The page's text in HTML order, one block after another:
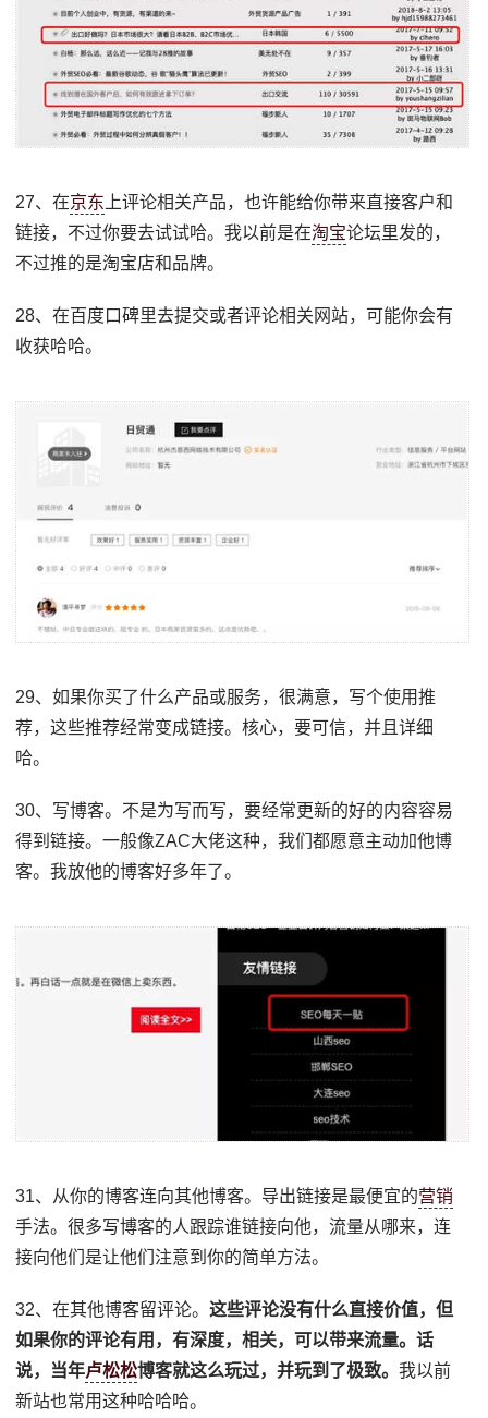
27、在京东 上评论相关产品，也许能给你带来直接客户和
链接，不过你要去试试哈。我以前是在淘宝论坛里发的，
不过推的是淘宝店和品牌。
28、在百度口碑里去提交或者评论相关网站，可能你会有
收获哈哈。
29、如果你买了什么产品或服务，很满意，写个使用推
荐，这些推荐经常变成链接。核心，要可信，并且详细
哈。
30、写博客。不是为写而写，要经常更新的好的内容容易
得到链接。一般像ZAC大佬这种，我们都愿意主动加他博
客。我放他的博客好多年了。
31、从你的博客连向其他博客。导出链接是最便宜的营销
手法。很多写博客的人跟踪谁链接向他，流量从哪来，连
接向他们是让他们注意到你的简单方法。
32、在其他博客留评论。这些评论没有什么直接价值，但
如果你的评论有用，有深度，相关，可以带来流量。话
说，当年卢松松博客就这么玩过，并玩到了极致。我以前
新站也常用这种哈哈哈。